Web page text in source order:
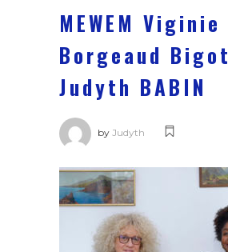
MEWEM Viginie
Borgeaud Bigot
Judyth BABIN
by Judyth